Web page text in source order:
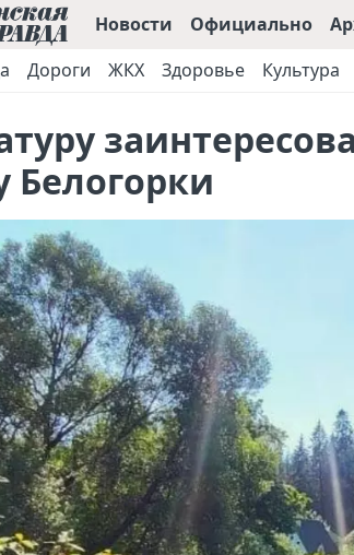
Новости Официально
Дороги ЖКХ Здоровье Культура
Белогорки